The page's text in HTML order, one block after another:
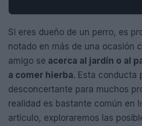
Si eres dueño de un perro, es
notado en más de una ocasión
amigo se acerca al jardín o al
a comer hierba. Esta conducta
desconcertante para muchos
realidad es bastante común en
artículo, exploraremos las